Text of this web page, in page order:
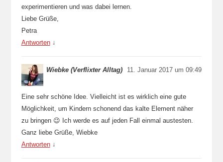
experimentieren und was dabei lernen.
Liebe Grüße,
Petra
Antworten ↓
Wiebke (Verflixter Alltag) 11. Januar 2017 um 09:49
Eine sehr schöne Idee. Vielleicht ist es wirklich eine gute
Möglichkeit, um Kindern schonend das kalte Element näher
zu bringen 😉 Ich werde es auf jeden Fall einmal austesten.
Ganz liebe Grüße, Wiebke
Antworten ↓